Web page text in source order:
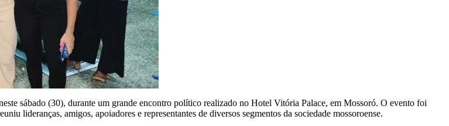
sábado (30), durante um grande encontro político realizado no Hotel Vitória Palace, em Mossoró. O evento foi
lideranças, amigos, apoiadores e representantes de diversos segmentos da sociedade mossoroense.